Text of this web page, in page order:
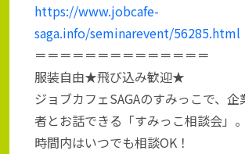
https://www.jobcafe-
saga.info/seminarevent/56285.html
＝＝＝＝＝＝＝＝＝＝＝＝＝＝
服装自由★飛び込み歓迎★
ジョブカフェSAGAのすみっこで、企
者とお話できる「すみっこ相談会」。
時間内はいつでも相談OK！